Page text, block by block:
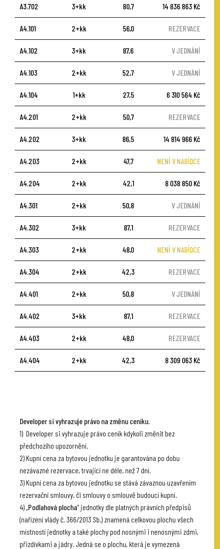
A3.702 3+kk 80,7 14 836 863 Kč
A4.101 2+kk 56,0 REZERVACE
A4.102 3+kk 87,6 V JEDNÁNÍ
A4.103 2+kk 52,7 V JEDNÁNÍ
A4.104 1+kk 27,5 6 310 564 Kč
A4.201 2+kk 50,7 REZERVACE
A4.202 3+kk 86,5 14 814 966 Kč
A4.203 2+kk 47,7 NENÍ V NABÍDCE
A4.204 2+kk 42,1 8 038 850 Kč
A4.301 2+kk 50,8 V JEDNÁNÍ
A4.302 3+kk 87,1 REZERVACE
A4.303 2+kk 48,0 NENÍ V NABÍDCE
A4.304 2+kk 42,3 REZERVACE
A4.401 2+kk 50,8 V JEDNÁNÍ
A4.402 3+kk 87,1 REZERVACE
A4.403 2+kk 48,0 REZERVACE
A4.404 2+kk 42,3 8 309 063 Kč
Developer si vyhrazuje právo na změnu ceníku.
1) Developer si vyhrazuje právo ceník kdykoli změnit bez
předchozího upozornění.
2) Kupní cena za bytovou jednotku je garantována po dobu
nezávazné rezervace, trvající ne déle, než 7 dní.
3) Kupní cena za bytovou jednotku se stává závaznou uzavřením
rezervační smlouvy, či smlouvy o smlouvě budoucí kupní.
4) „Podlahová plocha“ jednotky dle platných právních předpisů
(nařízení vlády č. 366/2013 Sb.) znamená celkovou plochu všech
místností jednotky a také plochy pod nosnými i nenosnými zdmi,
přizdívkami a jádry. Jedná se o plochu, která je vymezená